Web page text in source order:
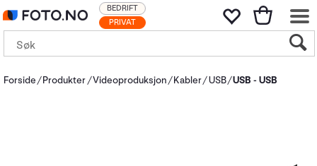
PRIVAT
BEDRIFT
Forside Produkter Videoproduksjon Kabler USB USB - USB